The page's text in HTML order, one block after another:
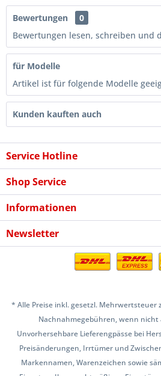
Bewertungen
0
Bewertungen lesen, schreiben und
für Modelle
Artikel ist für folgende Modelle
Kunden kauften auch
Service Hotline
Shop Service
Informationen
Newsletter
* Alle Preise inkl. gesetzl. Mehrwertsteuer
Nachnahmegebühren, wenn nicht
Unvorhersehbare Lieferengpässe bei
Preisänderungen, Irrtümer und
Markennamen, Warenzeichen sowie